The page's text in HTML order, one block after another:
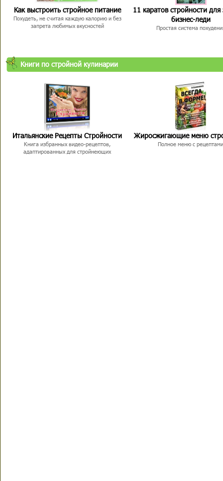
Как выстроить стройное питание
Похудеть, не считая каждую калорию и без
запрета любимых вкусностей
11 каратов стройности для
бизнес-леди
Простая система
Книги по стройной кулинарии
Итальянские Рецепты Стройности
Книга избранных видео-рецептов,
адаптированных для стройнеющих
Жиросжигающие меню
Полное меню с рецептами